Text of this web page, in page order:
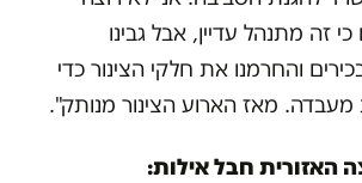
זה מתנהל עדיין, אבל גבינו
והחרמנו את חלקי הצינור כדי
מעבדה. מאז הארוע הצינור מנותק".
האזורית חבל אילות: